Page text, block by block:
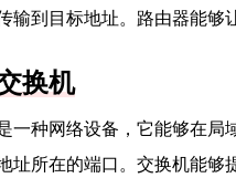
输到目标地址。路由器能够
换机
一种网络设备，它能够在局
址所在的端口。交换机能够